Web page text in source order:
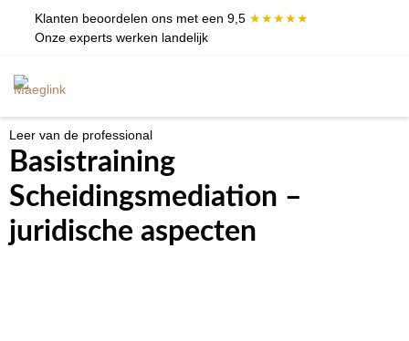
Klanten beoordelen ons met een 9,5 ★★★★★
Onze experts werken landelijk
Leer van de professional
Basistraining
Scheidingsmediation –
juridische aspecten